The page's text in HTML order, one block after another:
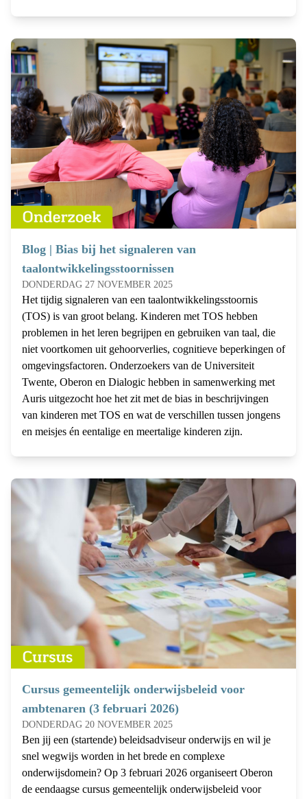
Blog | Bias bij het signaleren van
taalontwikkelingsstoornissen
DONDERDAG 27 NOVEMBER 2025
Het tijdig signaleren van een taalontwikkelingsstoornis
(TOS) is van groot belang. Kinderen met TOS hebben
problemen in het leren begrijpen en gebruiken van taal, die
niet voortkomen uit gehoorverlies, cognitieve beperkingen of
omgevingsfactoren. Onderzoekers van de Universiteit
Twente, Oberon en Dialogic hebben in samenwerking met
Auris uitgezocht hoe het zit met de bias in beschrijvingen
van kinderen met TOS en wat de verschillen tussen jongens
en meisjes én eentalige en meertalige kinderen zijn.
Cursus gemeentelijk onderwijsbeleid voor
ambtenaren (3 februari 2026)
DONDERDAG 20 NOVEMBER 2025
Ben jij een (startende) beleidsadviseur onderwijs en wil je
snel wegwijs worden in het brede en complexe
onderwijsdomein? Op 3 februari 2026 organiseert Oberon
de eendaagse cursus gemeentelijk onderwijsbeleid voor